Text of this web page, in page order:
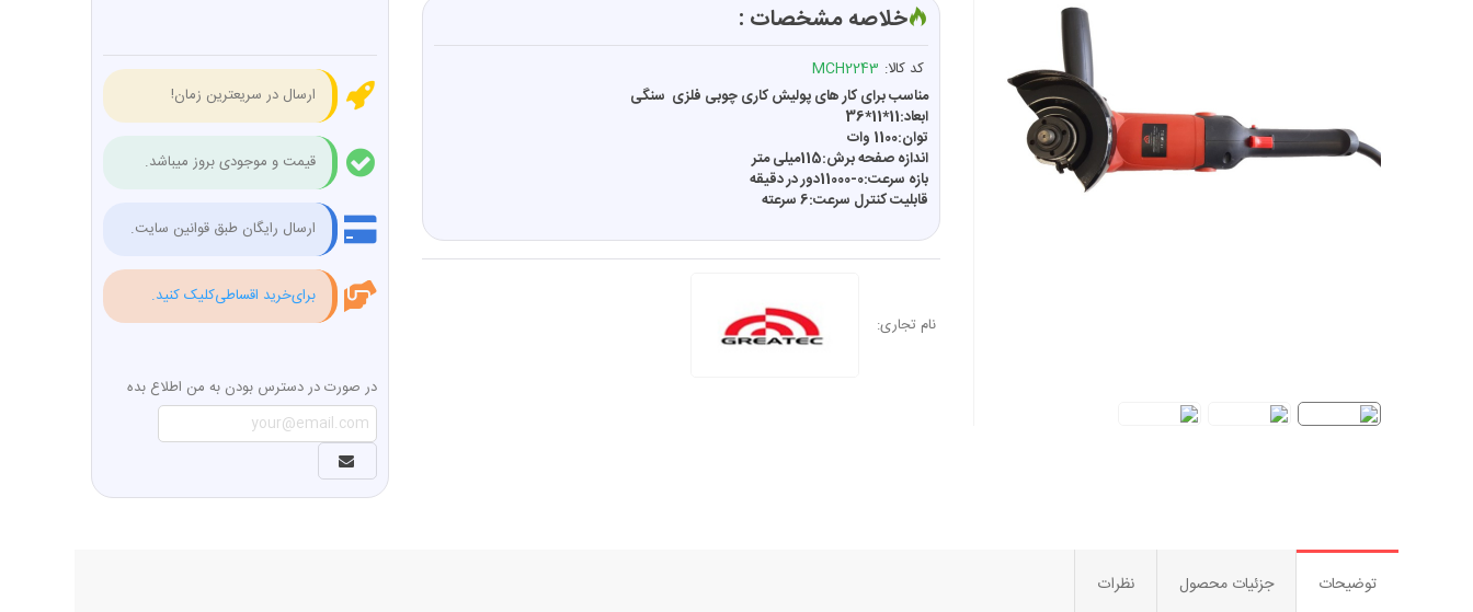
خلاصه مشخصات :
کد کالا: MCH2243
مناسب برای کار های پولیش کاری چوبی فلزی سنگی
ابعاد:11*11*36
توان:1100 وات
اندازه صفحه برش:115میلی متر
بازه سرعت:0-11000دور در دقیقه
قابلیت کنترل سرعت:6 سرعته
نام تجاری:
ارسال در سریعترین زمان!
قیمت و موجودی بروز میباشد.
ارسال رایگان طبق قوانین سایت.
برای‌خرید اقساطی‌کلیک کنید.
در صورت در دسترس بودن به من اطلاع بده
توضیحات جزئیات محصول نظرات